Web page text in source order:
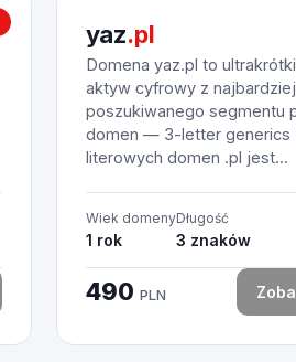
yaz.pl
Domena yaz.pl to
aktyw cyfrowy z najbardziej
poszukiwanego segmentu
domen — 3-letter generics
literowych domen .pl jest...
Wiek domeny
1 rok
Długość
3 znaków
490 PLN